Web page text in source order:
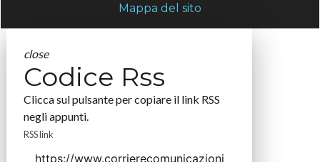
Mappa del sito
close
Codice Rss
Clicca sul pulsante per copiare il link RSS
negli appunti.
RSS link